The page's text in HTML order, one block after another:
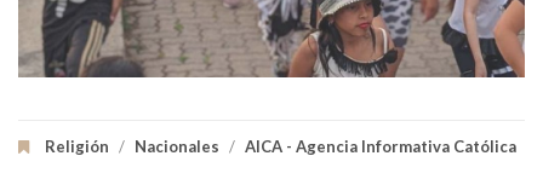
Religión / Nacionales / AICA - Agencia Informativa Católica